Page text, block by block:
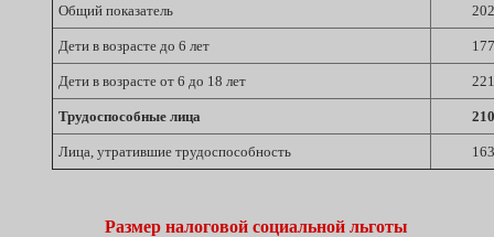
Общий показатель
Дети в возрасте до 6 лет
Дети в возрасте от 6 до 18 лет
Трудоспособные лица
Лица, утратившие трудоспособность
Размер налоговой социальной льготы